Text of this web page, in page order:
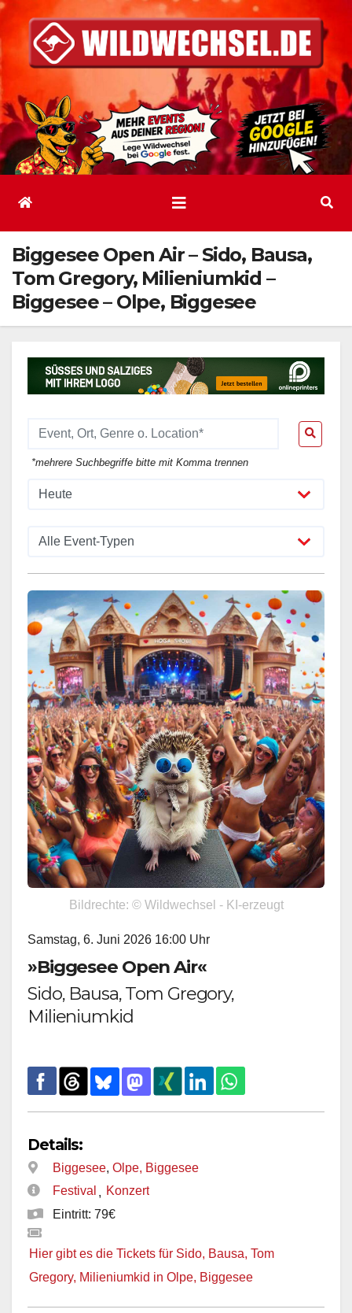
Inhalt
springen
Biggesee Open Air – Sido, Bausa,
Tom Gregory, Milieniumkid –
Biggesee – Olpe, Biggesee
*mehrere Suchbegriffe bitte mit Komma trennen
Bildrechte: © Wildwechsel - KI-erzeugt
Samstag, 6. Juni 2026 16:00 Uhr
»Biggesee Open Air«
Sido, Bausa, Tom Gregory,
Milieniumkid
Details:
Biggesee, Olpe, Biggesee
Festival , Konzert
Eintritt: 79€
Hier gibt es die Tickets für Sido, Bausa, Tom
Gregory, Milieniumkid in Olpe, Biggesee